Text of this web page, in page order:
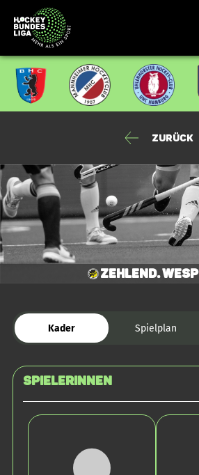
Zurück
Zehlend.
Kader Spielplan
SPIELERINNEN